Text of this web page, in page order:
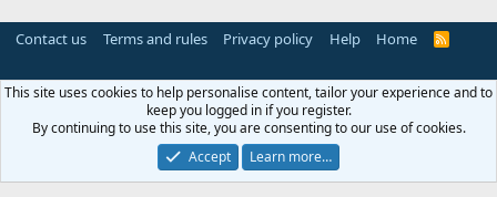
Contact us Terms and rules Privacy policy Help Home
R
This site uses cookies to help personalise content, tailor your experience and to
keep you logged in if you register.
By continuing to use this site, you are consenting to our use of cookies.
Accept
Learn more…